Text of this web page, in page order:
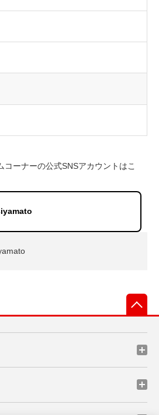
コーナーの公式SNSアカウントはこ